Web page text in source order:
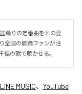
踊りの定番曲をとの要
全国の歌踊ファンが注
佳の歌で聴かせる。
LINE MUSIC、 YouTube